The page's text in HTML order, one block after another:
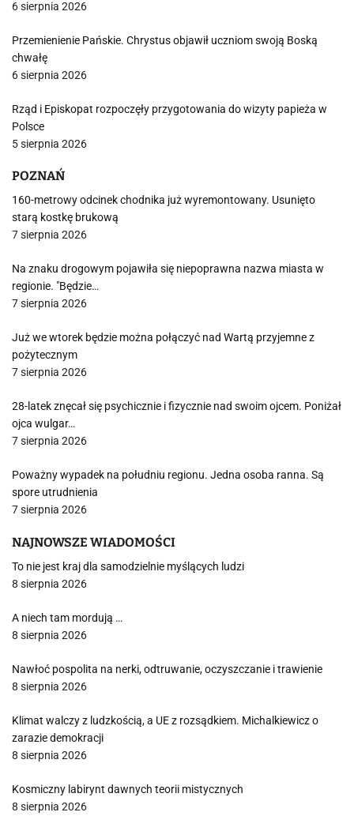
6 sierpnia 2026
Przemienienie Pańskie. Chrystus objawił uczniom swoją Boską
chwałę
6 sierpnia 2026
Rząd i Episkopat rozpoczęły przygotowania do wizyty papieża w
Polsce
5 sierpnia 2026
POZNAŃ
160-metrowy odcinek chodnika już wyremontowany. Usunięto
starą kostkę brukową
7 sierpnia 2026
Na znaku drogowym pojawiła się niepoprawna nazwa miasta w
regionie. "Będzie…
7 sierpnia 2026
Już we wtorek będzie można połączyć nad Wartą przyjemne z
pożytecznym
7 sierpnia 2026
28-latek znęcał się psychicznie i fizycznie nad swoim ojcem. Poniżał
ojca wulgar…
7 sierpnia 2026
Poważny wypadek na południu regionu. Jedna osoba ranna. Są
spore utrudnienia
7 sierpnia 2026
NAJNOWSZE WIADOMOŚCI
To nie jest kraj dla samodzielnie myślących ludzi
8 sierpnia 2026
A niech tam mordują …
8 sierpnia 2026
Nawłoć pospolita na nerki, odtruwanie, oczyszczanie i trawienie
8 sierpnia 2026
Klimat walczy z ludzkością, a UE z rozsądkiem. Michalkiewicz o
zarazie demokracji
8 sierpnia 2026
Kosmiczny labirynt dawnych teorii mistycznych
8 sierpnia 2026